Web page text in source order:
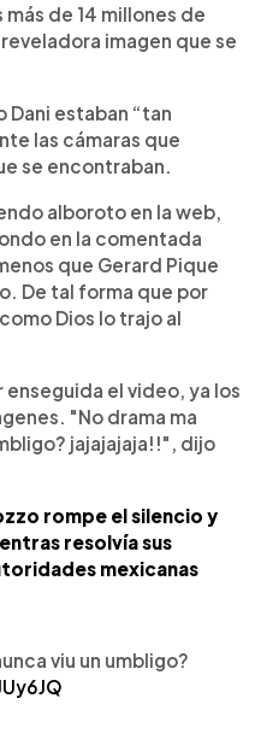
de 14 millones de
imagen que se
Dani estaban “tan
las cámaras que
se encontraban.
alboroto en la web,
en la comentada
que Gerard Pique
De tal forma que por
Dios lo trajo al
el video, ya los
"No drama ma
jajajajaja!!", dijo
rompe el silencio y
resolvía sus
mexicanas
viu un umbligo?